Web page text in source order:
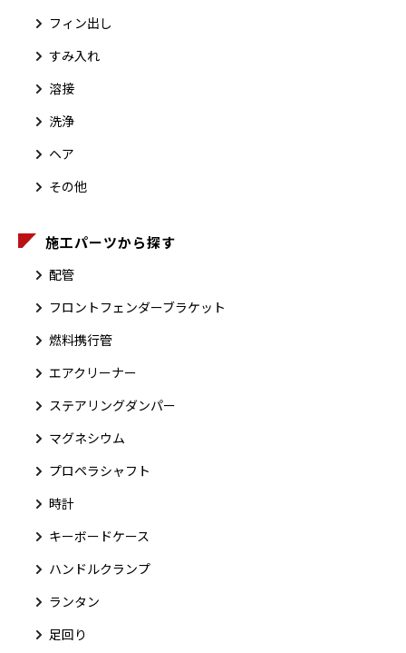
フィン出し
すみ入れ
溶接
洗浄
ヘア
その他
施工パーツから探す
配管
フロントフェンダーブラケット
燃料携行管
エアクリーナー
ステアリングダンパー
マグネシウム
プロペラシャフト
時計
キーボードケース
ハンドルクランプ
ランタン
足回り